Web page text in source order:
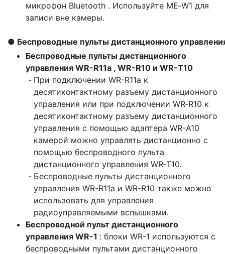
микрофон Bluetooth . Используйте ME‑W1 для
записи вне камеры.
Беспроводные пульты дистанционного
Беспроводные пульты дистанционного
управления WR-R11a , WR-R10 и WR-T10
При подключении WR-R11a к
десятиконтактному разъему дистанционного
управления или при подключении WR‑R10 к
десятиконтактному разъему дистанционного
управления с помощью адаптера WR-A10
камерой можно управлять дистанционно с
помощью беспроводного пульта
дистанционного управления WR‑T10.
Беспроводные пульты дистанционного
управления WR-R11a и WR-R10 также можно
использовать для управления
радиоуправляемыми вспышками.
Беспроводной пульт дистанционного
управления WR-1 : блоки WR-1 используются с
беспроводными пультами дистанционного